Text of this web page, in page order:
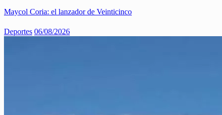
Maycol Coria: el lanzador de Veinticinco
Deportes 06/08/2026